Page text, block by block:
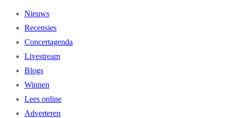
Nieuws
Recensies
Concertagenda
Livestream
Blogs
Winnen
Lees online
Adverteren